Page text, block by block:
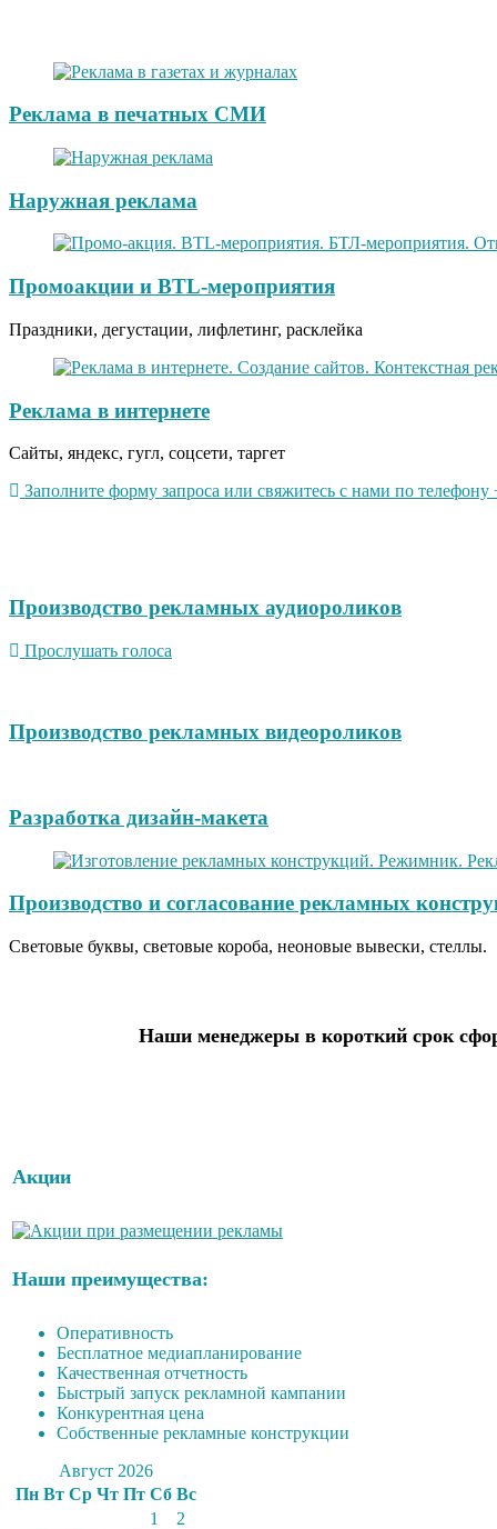
Реклама в печатных СМИ
Наружная реклама
Промоакции и BTL-мероприятия
Праздники, дегустации, лифлетинг, расклейка
Реклама в интернете
Сайты, яндекс, гугл, соцсети, таргет
Заполните форму запроса или свяжитесь с нами по
Производство рекламных аудиороликов
Прослушать голоса
Производство рекламных видеороликов
Разработка дизайн-макета
Производство и согласование рекламных
Световые буквы, световые короба, неоновые вывески, стеллы.
Наши менеджеры в короткий срок
Акции
Наши преимущества:
Оперативность
Бесплатное медиапланирование
Качественная отчетность
Быстрый запуск рекламной кампании
Конкурентная цена
Собственные рекламные конструкции
Август 2026
Пн Вт Ср Чт Пт Сб Вс
1
2